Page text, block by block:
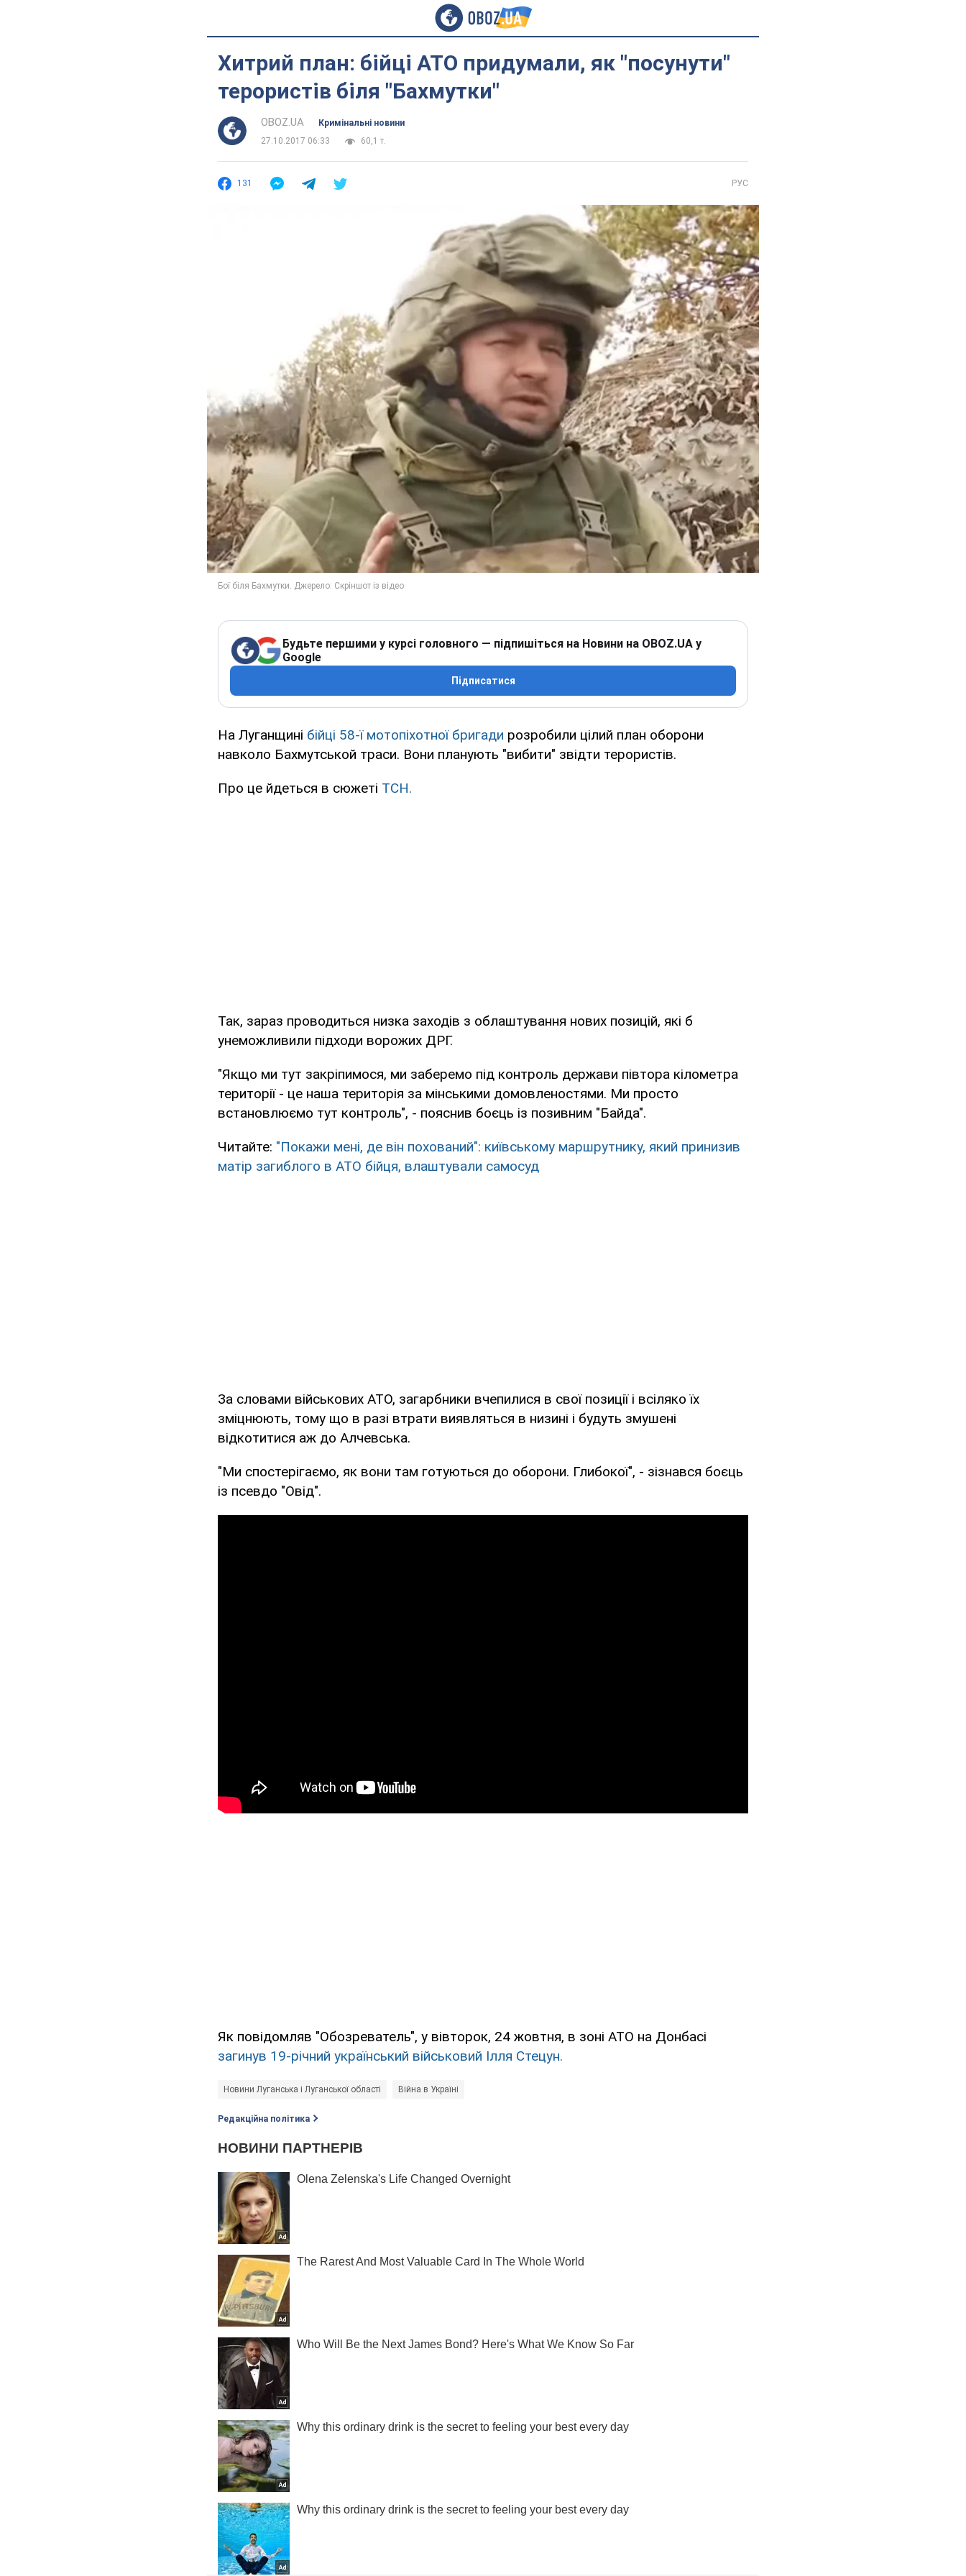
Хитрий план: бійці АТО придумали, як "посунути"
терористів біля "Бахмутки"
OBOZ.UA
Кримінальні новини
27.10.2017 06:33
60,1 т.
131 РУС
Будьте першими у курсі головного — підпишіться на Новини на OBOZ.UA у
Google
Підписатися
На Луганщині бійці 58-ї мотопіхотної бригади розробили цілий план оборони
навколо Бахмутськой траси. Вони планують "вибити" звідти терористів.
Про це йдеться в сюжеті ТСН.
Так, зараз проводиться низка заходів з облаштування нових позицій, які б
унеможливили підходи ворожих ДРГ.
"Якщо ми тут закріпимося, ми заберемо під контроль держави півтора кілометра
території - це наша територія за мінськими домовленостями. Ми просто
встановлюємо тут контроль", - пояснив боєць із позивним "Байда".
Читайте: "Покажи мені, де він похований": київському маршрутнику, який принизив
матір загиблого в АТО бійця, влаштували самосуд
За словами військових АТО, загарбники вчепилися в свої позиції і всіляко їх
зміцнюють, тому що в разі втрати виявляться в низині і будуть змушені
відкотитися аж до Алчевська.
"Ми спостерігаємо, як вони там готуються до оборони. Глибокої", - зізнався боєць
із псевдо "Овід".
Як повідомляв "Обозреватель", у вівторок, 24 жовтня, в зоні АТО на Донбасі
загинув 19-річний український військовий Ілля Стецун.
Новини Луганська і Луганської області Війна в Україні
Редакційна політика